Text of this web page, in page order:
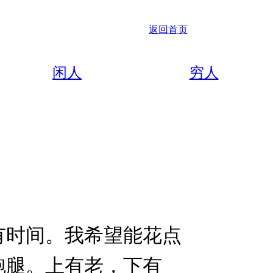
返回首页
闲人 穷人
间。我希望能花点
。上有老，下有